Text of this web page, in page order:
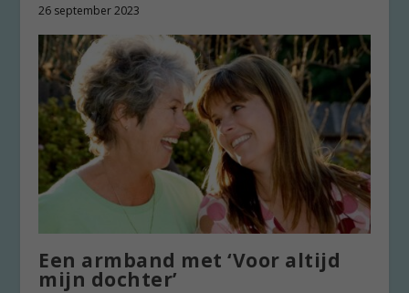
26 september 2023
Een armband met ‘Voor altijd
mijn dochter’